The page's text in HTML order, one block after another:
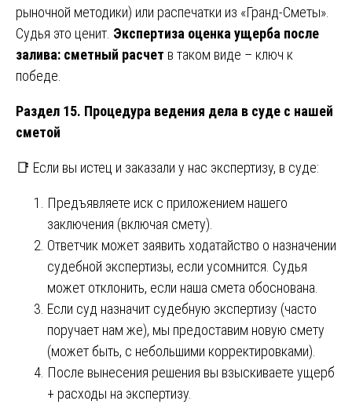
рыночной методики) или распечатки из «Гранд-Сметы».
Судья это ценит. Экспертиза оценка ущерба после
залива: сметный расчет в таком виде – ключ к
победе.
Раздел 15. Процедура ведения дела в суде с нашей
сметой
📑 Если вы истец и заказали у нас экспертизу, в суде:
Предъявляете иск с приложением нашего
заключения (включая смету).
Ответчик может заявить ходатайство о назначении
судебной экспертизы, если усомнится. Судья
может отклонить, если наша смета обоснована.
Если суд назначит судебную экспертизу (часто
поручает нам же), мы предоставим новую смету
(может быть, с небольшими корректировками).
После вынесения решения вы взыскиваете ущерб
+ расходы на экспертизу.